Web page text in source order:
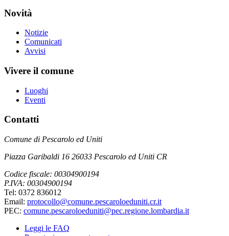
Novità
Notizie
Comunicati
Avvisi
Vivere il comune
Luoghi
Eventi
Contatti
Comune di Pescarolo ed Uniti
Piazza Garibaldi 16 26033 Pescarolo ed Uniti CR
Codice fiscale: 00304900194
P.IVA: 00304900194
Tel: 0372 836012
Email: protocollo@comune.pescaroloeduniti.cr.it
PEC: comune.pescaroloeduniti@pec.regione.lombardia.it
Leggi le FAQ